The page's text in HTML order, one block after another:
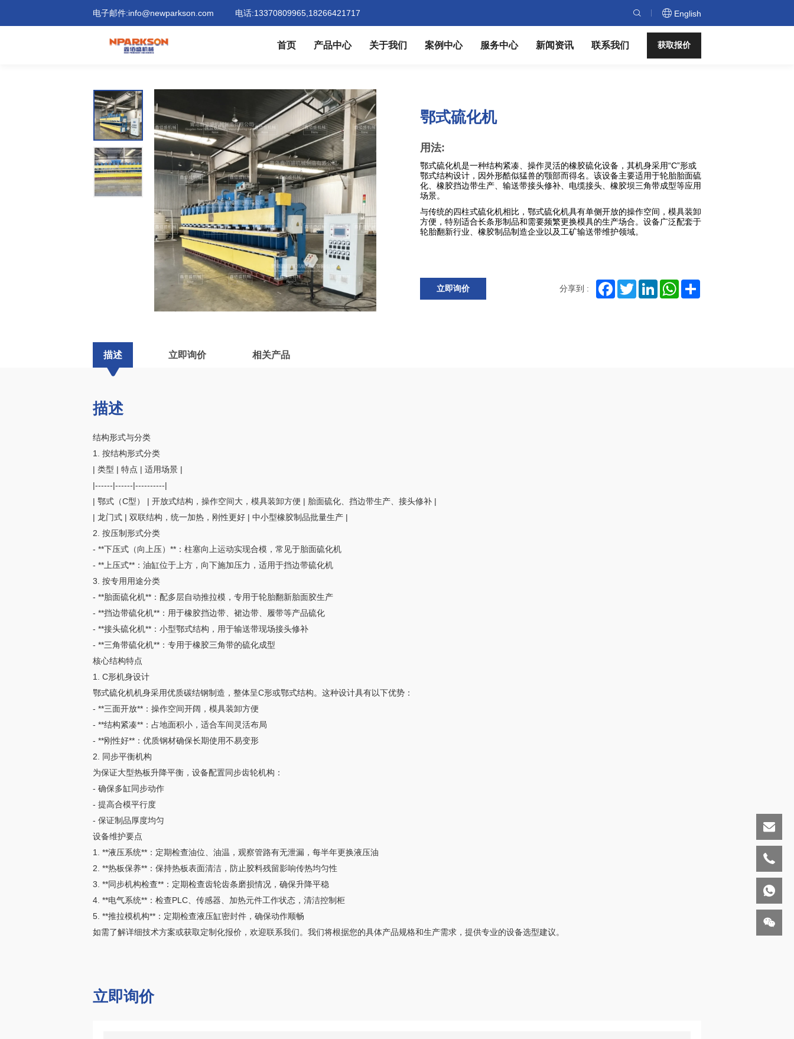
电子邮件:info@newparkson.com 电话:13370809965,18266421717 English
首页 产品中心 关于我们 案例中心 服务中心 新闻资讯 联系我们 获取报价
鄂式硫化机
用法:
鄂式硫化机是一种结构紧凑、操作灵活的橡胶硫化设备，其机身采用“C”形或
鄂式结构设计，因外形酷似猛兽的颚部而得名。 该设备主要适用于轮胎胎面硫
化、橡胶挡边带生产、输送带接头修补、电缆接头、橡胶坝三角带成型等应用
场景。
与传统的四柱式硫化机相比，鄂式硫化机具有单侧开放的操作空间，模具装卸
方便，特别适合长条形制品和需要频繁更换模具的生产场合。 设备广泛配套于
轮胎翻新行业、橡胶制品制造企业以及工矿输送带维护领域。
立即询价 分享到 : FacebookTwitterLinkedInWhatsApp
描述 立即询价 相关产品
描述
结构形式与分类
1. 按结构形式分类
| 类型 | 特点 | 适用场景 |
|------|------|----------|
| 鄂式（C型） | 开放式结构，操作空间大，模具装卸方便 | 胎面硫化、挡边带生产、接头修补 |
| 龙门式 | 双联结构，统一加热，刚性更好 | 中小型橡胶制品批量生产 |
2. 按压制形式分类
- **下压式（向上压）**：柱塞向上运动实现合模，常见于胎面硫化机
- **上压式**：油缸位于上方，向下施加压力，适用于挡边带硫化机
3. 按专用用途分类
- **胎面硫化机**：配多层自动推拉模，专用于轮胎翻新胎面胶生产
- **挡边带硫化机**：用于橡胶挡边带、裙边带、履带等产品硫化
- **接头硫化机**：小型鄂式结构，用于输送带现场接头修补
- **三角带硫化机**：专用于橡胶三角带的硫化成型
核心结构特点
1. C形机身设计
鄂式硫化机机身采用优质碳结钢制造，整体呈C形或鄂式结构。 这种设计具有以下优势：
- **三面开放**：操作空间开阔，模具装卸方便
- **结构紧凑**：占地面积小，适合车间灵活布局
- **刚性好**：优质钢材确保长期使用不易变形
2. 同步平衡机构
为保证大型热板升降平衡，设备配置同步齿轮机构：
- 确保多缸同步动作
- 提高合模平行度
- 保证制品厚度均匀
设备维护要点
1. **液压系统**：定期检查油位、油温，观察管路有无泄漏，每半年更换液压油
2. **热板保养**：保持热板表面清洁，防止胶料残留影响传热均匀性
3. **同步机构检查**：定期检查齿轮齿条磨损情况，确保升降平稳
4. **电气系统**：检查PLC、传感器、加热元件工作状态，清洁控制柜
5. **推拉模机构**：定期检查液压缸密封件，确保动作顺畅
如需了解详细技术方案或获取定制化报价，欢迎联系我们。 我们将根据您的具体产品规格和生产需求，提供专业的设备选型建议。
立即询价